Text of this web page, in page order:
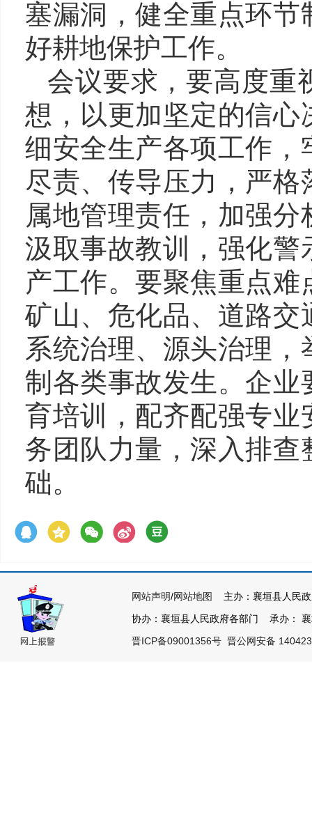
塞漏洞，健全重点环
好耕地保护工作。
会议要求，要高度重
想，以更加坚定的信
细安全生产各项工作
尽责、传导压力，严
属地管理责任，加强
汲取事故教训，强化
产工作。要聚焦重点
矿山、危化品、道路
系统治理、源头治理
制各类事故发生。企
育培训，配齐配强专
务团队力量，深入排
础。
网站声明/网站地图
主办：襄垣县人民
协办：襄垣县人民政府各部门 承办：
晋ICP备09001356号 晋公网安备